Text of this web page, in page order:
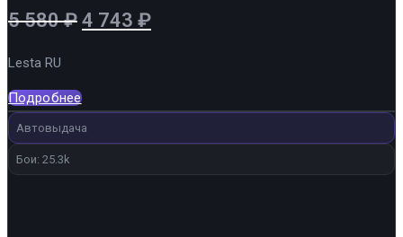
5 580₽ Первоначальная
5
580 ₽.
4 743 ₽Текущая
Lesta RU
Подробнее
Автовыдача
Бои: 25.3k